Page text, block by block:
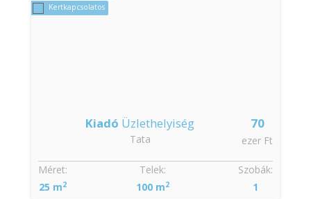
Kertkapcsolatos
70
ezer Ft
Kiadó Üzlethelyiség
Tata
Szobák:
1
Méret:
25 m2
Telek:
100 m2